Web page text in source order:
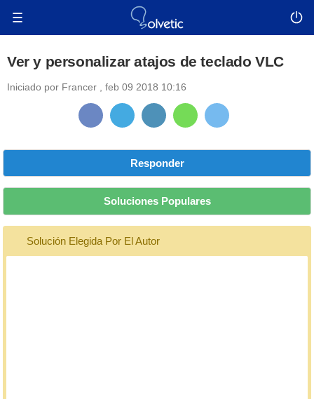
Ver y personalizar atajos de teclado VLC
Iniciado por Francer feb 09 2018 10:16
Responder
Soluciones Populares
Solución Elegida Por El Autor